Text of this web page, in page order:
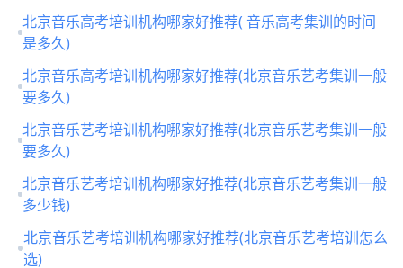
北京音乐高考培训机构哪家好推荐( 音乐高考集训的时间
是多久)
北京音乐高考培训机构哪家好推荐(北京音乐艺考集训一般
要多久)
北京音乐艺考培训机构哪家好推荐(北京音乐艺考集训一般
要多久)
北京音乐艺考培训机构哪家好推荐(北京音乐艺考集训一般
多少钱)
北京音乐艺考培训机构哪家好推荐(北京音乐艺考培训怎么
选)